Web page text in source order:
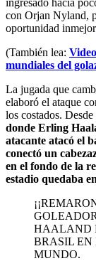
con Orjan Nyland,
oportunidad
(También lea:
mundiales del
La jugada que
elaboró el ataque
los costados.
donde Erling
atacante atacó el
conectó un
en el fondo de la
estadio quedaba
HAALAND
BRASIL EN
MUNDO.